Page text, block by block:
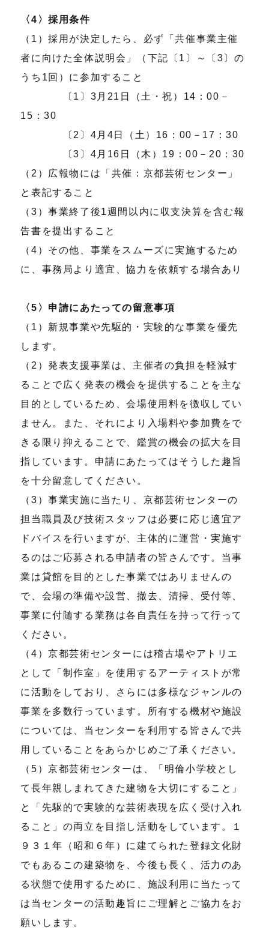
〈4〉採用条件
（1）採用が決定したら、必ず「共催事業主催
者に向けた全体説明会」（下記〔1〕～〔3〕の
うち1回）に参加すること
〔1〕3月21日（土・祝）14：00－
15：30
〔2〕4月4日（土）16：00－17：30
〔3〕4月16日（木）19：00－20：30
（2）広報物には「共催：京都芸術センター」
と表記すること
（3）事業終了後1週間以内に収支決算を含む報
告書を提出すること
（4）その他、事業をスムーズに実施するため
に、事務局より適宜、協力を依頼する場合あり
〈5〉申請にあたっての留意事項
（1）新規事業や先駆的・実験的な事業を優先
します。
（2）発表支援事業は、主催者の負担を軽減す
ることで広く発表の機会を提供することを主な
目的としているため、会場使用料を徴収してい
ません。また、それにより入場料や参加費をで
きる限り抑えることで、鑑賞の機会の拡大を目
指しています。申請にあたってはそうした趣旨
を十分留意してください。
（3）事業実施に当たり、京都芸術センターの
担当職員及び技術スタッフは必要に応じ適宜ア
ドバイスを行いますが、主体的に運営・実施す
るのはご応募される申請者の皆さんです。当事
業は貸館を目的とした事業ではありませんの
で、会場の準備や設営、撤去、清掃、受付等、
事業に付随する業務は各自責任を持って行って
ください。
（4）京都芸術センターには稽古場やアトリエ
として「制作室」を使用するアーティストが常
に活動をしており、さらには多様なジャンルの
事業を多数行っています。所有する機材や施設
については、当センターを利用する皆さんで共
用していることをあらかじめご了承ください。
（5）京都芸術センターは、「明倫小学校とし
て長年親しまれてきた建物を大切にすること」
と「先駆的で実験的な芸術表現を広く受け入れ
ること」の両立を目指し活動をしています。１
９３１年（昭和６年）に建てられた登録文化財
でもあるこの建築物を、今後も長く、活力のあ
る状態で使用するために、施設利用に当たって
は当センターの活動趣旨にご理解とご協力をお
願いします。